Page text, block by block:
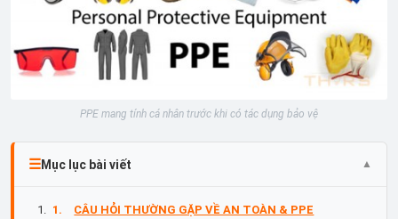
PPE mang tính cá nhân trước khi có tác dụng bảo vệ
Mục lục bài viết
CÂU HỎI THƯỜNG GẶP VỀ AN TOÀN & PPE